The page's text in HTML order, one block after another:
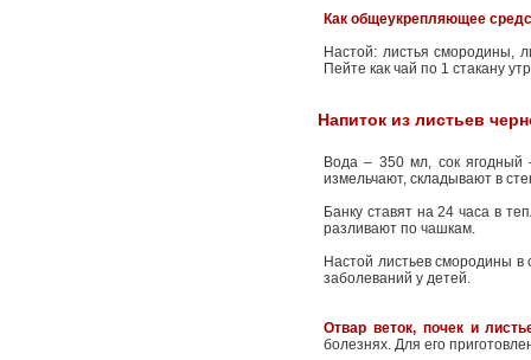
Как общеукрепляющее
Настой: листья смородины,
Пейте как чай по 1 стакану
Напиток из листьев
Вода – 350 мл, сок ягодный
измельчают, складывают в
Банку ставят на 24 часа в
разливают по чашкам.
Настой листьев смородины в
заболеваний у детей.
Отвар веток, почек и
болезнях. Для его